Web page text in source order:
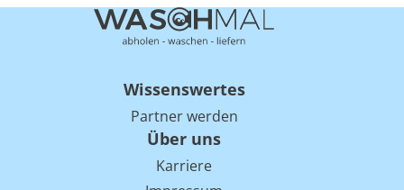
Wissenswertes
Partner werden
Über uns
Karriere